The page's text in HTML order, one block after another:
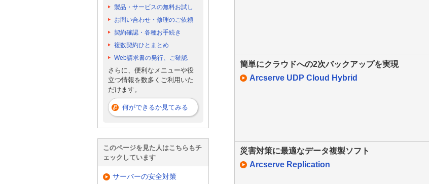
簡単にクラウドへの2次バックアップを実現
Arcserve UDP Cloud Hybrid
災害対策に最適なデータ複製ソフト
Arcserve Replication
製品・サービスの無料お試し
お問い合わせ・修理のご依頼
契約確認・各種お手続き
複数契約ひとまとめ
Web請求書の発行、ご確認
さらに、便利なメニューや役
立つ情報を数多くご利用いた
だけます。
何ができるか見てみる
このページを見た人はこちらもチ
ェックしています
サーバーの安全対策